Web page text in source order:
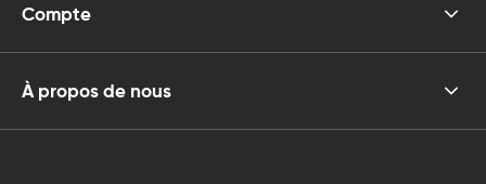
Compte
À propos de nous